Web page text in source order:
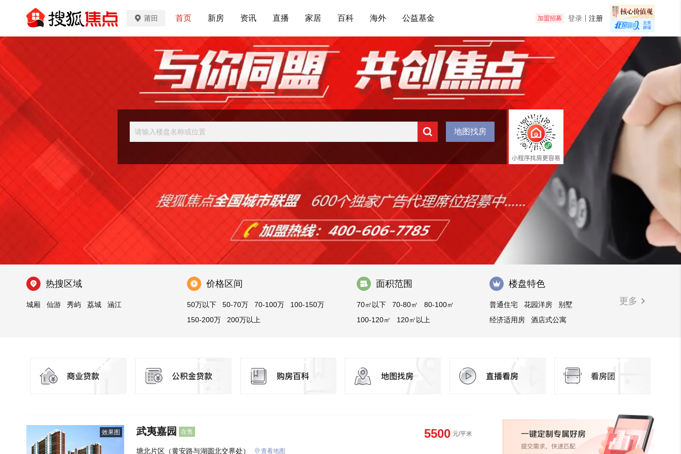
莆田 首页 新房 资讯 直播 家居 百科 海外 公益基金 加盟招募 登录 注册
地图找房
热搜区域
城厢 仙游 秀屿 荔城 涵江
价格区间
50万以下 50-70万 70-100万
100-150万
150-200万
200万以上
面积范围
70㎡以下 70-80㎡
80-100㎡
100-120㎡
120㎡以上
楼盘特色
普通住宅 花园洋房
别墅
经济适用房
酒店式公寓
更多
效果图 武夷嘉园 在售 5500 元/平米
塘北片区（黄安路与湖圆北交界处） 查看地图